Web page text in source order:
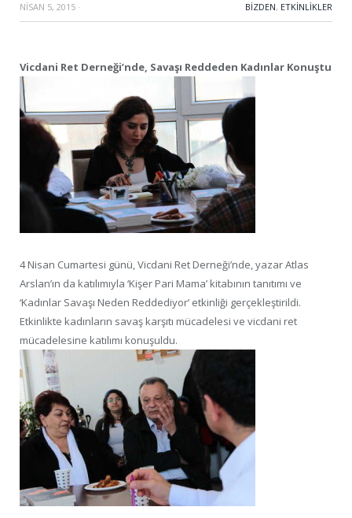
NISAN 5, 2015 · BIZDEN, ETKINLIKLER
Vicdani Ret Derneği’nde, Savaşı Reddeden Kadınlar Konuştu
4 Nisan Cumartesi günü, Vicdani Ret Derneği’nde, yazar Atlas
Arslan’ın da katılımıyla ‘Kişer Pari Mama’ kitabının tanıtımı ve
‘Kadınlar Savaşı Neden Reddediyor’ etkinliği gerçekleştirildi.
Etkinlikte kadınların savaş karşıtı mücadelesi ve vicdani ret
mücadelesine katılımı konuşuldu.